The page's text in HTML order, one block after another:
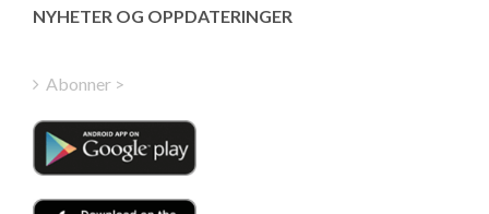
NYHETER OG OPPDATERINGER
Abonner >